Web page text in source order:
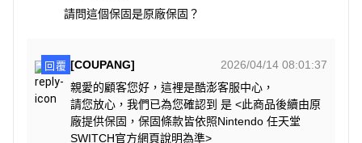
請問這個保固是原廠保固？
回覆 [COUPANG]
2026/04/14 08:01:37
親愛的顧客您好，這裡是酷澎客服中心，
請您放心，我們已為您確認到 是 <此商品後續由原
廠提供保固，保固條款皆依照Nintendo 任天堂
SWITCH官方網頁說明為準>